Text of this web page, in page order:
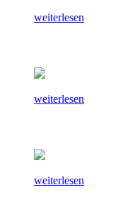
weiterlesen
weiterlesen
weiterlesen